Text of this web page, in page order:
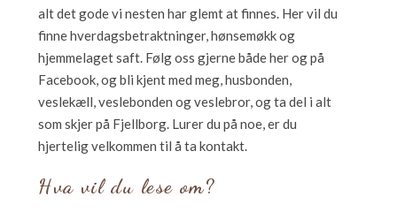
alt det gode vi nesten har glemt at finnes. Her vil du
finne hverdagsbetraktninger, hønsemøkk og
hjemmelaget saft. Følg oss gjerne både her og på
Facebook, og bli kjent med meg, husbonden,
veslekæll, veslebonden og veslebror, og ta del i alt
som skjer på Fjellborg. Lurer du på noe, er du
hjertelig velkommen til å ta kontakt.
Hva vil du lese om?